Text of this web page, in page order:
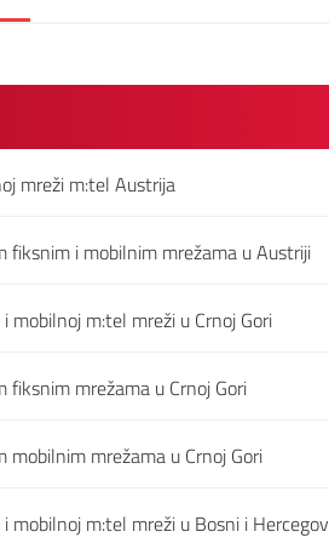
mreži m:tel Austrija
fiksnim i mobilnim mrežama u Austriji
mobilnoj m:tel mreži u Crnoj Gori
fiksnim mrežama u Crnoj Gori
mobilnim mrežama u Crnoj Gori
mobilnoj m:tel mreži u Bosni i